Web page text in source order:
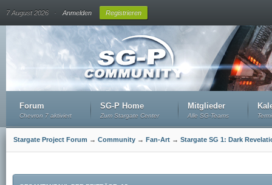
7 August 2026 . Anmelden Registrieren
Forum
Chevron 7 aktiviert
SG-P Home
Zum Stargate Center
Mitglieder
Alle SG-Teams
Stargate Project Forum → Community → Fan-Art → Stargate SG 1: Dark